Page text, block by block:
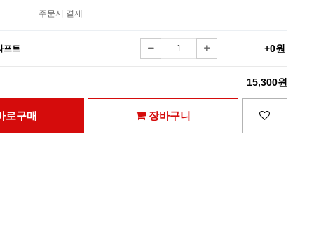
주문시 결제
프트 +0원
15,300원
로구매 장바구니